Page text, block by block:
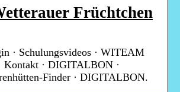
Früchtchen
· Schulungsvideos · WITEAM
· DIGITALBON ·
Finder · DIGITALBON.